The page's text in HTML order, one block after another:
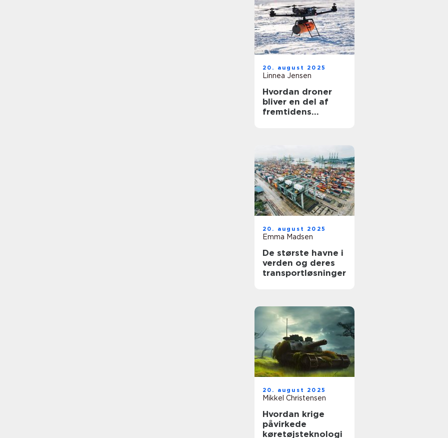
20. august 2025
Linnea Jensen
Hvordan droner
bliver en del af
fremtidens
20. august 2025
Emma Madsen
De største havne i
verden og deres
transportløsninger
20. august 2025
Mikkel Christensen
Hvordan krige
påvirkede
køretøjsteknologi